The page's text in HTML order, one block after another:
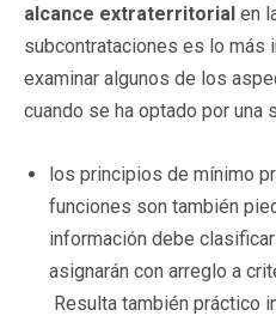
alcance extraterritorial en
subcontrataciones es lo más
examinar algunos de los
cuando se ha optado por una
los principios de mínimo
funciones son también
información debe
asignarán con arreglo a
Resulta también práctico